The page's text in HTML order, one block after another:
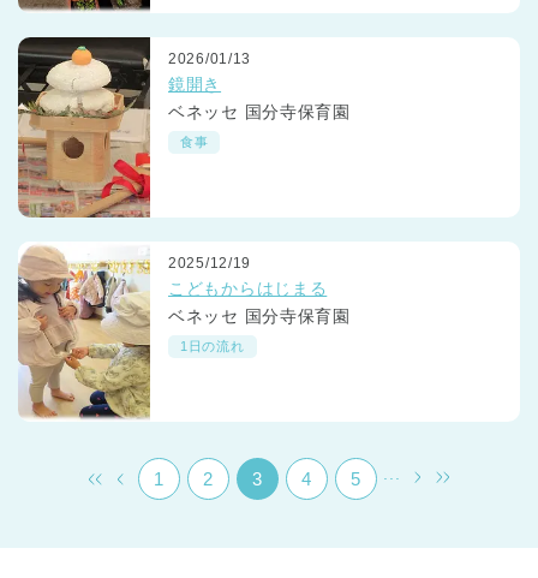
神奈川県
千葉県
2026/01/13
鏡開き
ベネッセ 国分寺保育園
食事
2025/12/19
こどもからはじまる
ベネッセ 国分寺保育園
1日の流れ
1 2 3 4 5